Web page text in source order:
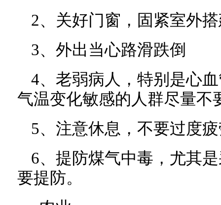
2、关好门窗，固紧室外
3、外出当心路滑跌倒
4、老弱病人，特别是心
气温变化敏感的人群尽量不
5、注意休息，不要过度
6、提防煤气中毒，尤其
要提防。